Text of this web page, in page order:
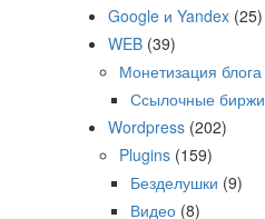
Google и Yandex (25)
WEB (39)
Монетизация блога
Ссылочные биржи
Wordpress (202)
Plugins (159)
Безделушки (9)
Видео (8)